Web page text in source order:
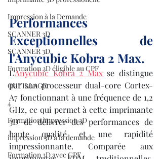
Impression à la Demande
SCANNER 3D
SCANNER 3D
Formation 3D éligible au CPF
OUTILLAGE
4
Formation impression 3D
impression 3D à la demande
Formation 3D avec CPF
Performances
Exceptionnelles de
l'Anycubic Kobra 2 Max.
L'Anycubic Kobra 2 Max se distingue
par son processeur dual-core Cortex-
A7 fonctionnant à une fréquence de 1,2
GHz, ce qui permet à cette imprimante
3D de délivrer des performances de
haute qualité et une rapidité
impressionnante. Comparée aux